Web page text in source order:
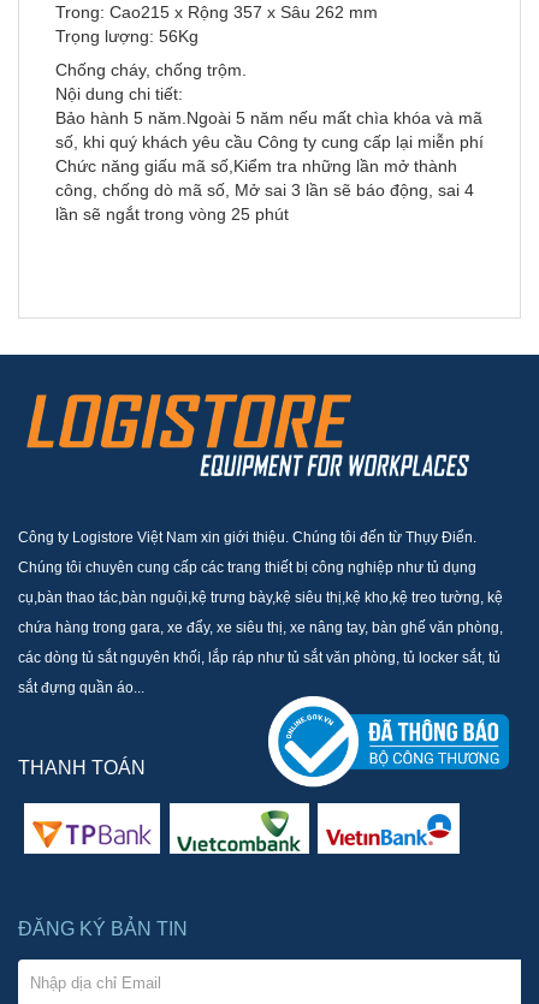
Trong: Cao215 x Rộng 357 x Sâu 262 mm
Trọng lượng: 56Kg
Chống cháy, chống trộm.
Nội dung chi tiết:
Bảo hành 5 năm.Ngoài 5 năm nếu mất chìa khóa và mã
số, khi quý khách yêu cầu Công ty cung cấp lại miễn phí
Chức năng giấu mã số,Kiểm tra những lần mở thành
công, chống dò mã số, Mở sai 3 lần sẽ báo động, sai 4
lần sẽ ngắt trong vòng 25 phút
Công ty Logistore Việt Nam xin giới thiệu. Chúng tôi đến từ Thụy Điển.
Chúng tôi chuyên cung cấp các trang thiết bị công nghiệp như tủ dụng
cụ,bàn thao tác,bàn nguội,kệ trưng bày,kệ siêu thị,kệ kho,kệ treo tường, kệ
chứa hàng trong gara, xe đẩy, xe siêu thị, xe nâng tay, bàn ghế văn phòng,
các dòng tủ sắt nguyên khối, lắp ráp như tủ sắt văn phòng, tủ locker sắt, tủ
sắt đựng quần áo...
THANH TOÁN
ĐĂNG KÝ BẢN TIN